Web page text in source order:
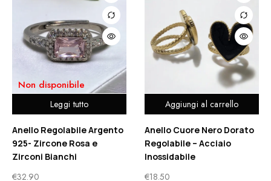
Leggi tutto
Non disponibile
Anello Regolabile Argento
925- Zircone Rosa e
Zirconi Bianchi
€32.90
Aggiungi al carrello
Anello Cuore Nero Dorato
Regolabile – Acciaio
Inossidabile
€18.50